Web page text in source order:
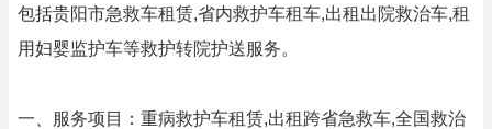
包括贵阳市急救车租赁,省内救护车租车,出租出院救治车,租
用妇婴监护车等救护转院护送服务。
一、服务项目：重病救护车租赁,出租跨省急救车,全国救治